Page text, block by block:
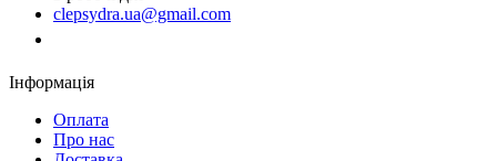
clepsydra.ua@gmail.com
Інформація
Оплата
Про нас